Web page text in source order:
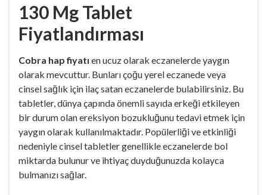
130 Mg Tablet
Fiyatlandırması
Cobra hap fiyatı en ucuz olarak eczanelerde yaygın
olarak mevcuttur. Bunları çoğu yerel eczanede veya
cinsel sağlık için ilaç satan eczanelerde bulabilirsiniz. Bu
tabletler, dünya çapında önemli sayıda erkeği etkileyen
bir durum olan ereksiyon bozukluğunu tedavi etmek için
yaygın olarak kullanılmaktadır. Popülerliği ve etkinliği
nedeniyle cinsel tabletler genellikle eczanelerde bol
miktarda bulunur ve ihtiyaç duyduğunuzda kolayca
bulmanızı sağlar.